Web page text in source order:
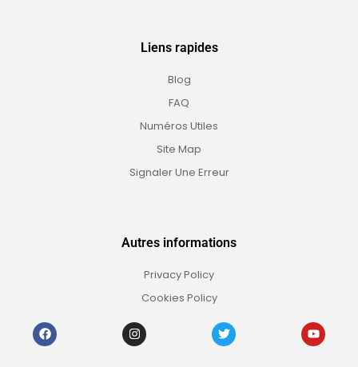
Liens rapides
Blog
FAQ
Numéros Utiles
Site Map
Signaler Une Erreur
Autres informations
Privacy Policy
Cookies Policy